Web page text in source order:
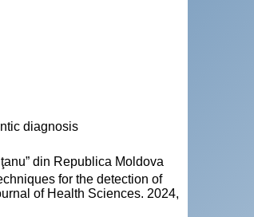
diagnosis
din Republica Moldova
for the detection of
of Health Sciences. 2024,